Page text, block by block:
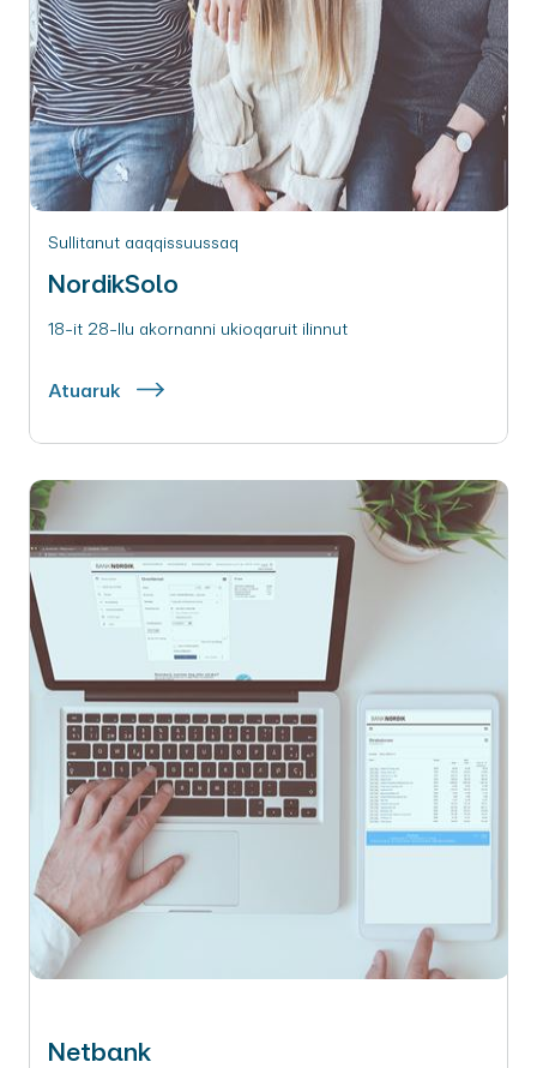
Sullitanut aaqqissuussaq
NordikSolo
18-it 28-llu akornanni ukioqaruit ilinnut
Atuaruk
Netbank